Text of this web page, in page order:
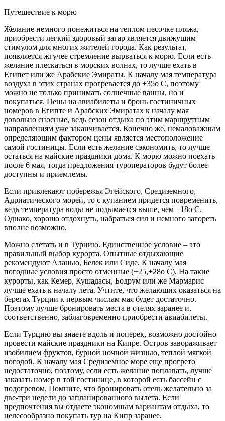
Путешествие к морю
Желание немного понежиться на теплом песочке пляжа,
приобрести легкий здоровый загар является движущим
стимулом для многих жителей города. Как результат,
появляется жгучее стремление вырваться к морю. Если есть
желание плескаться в морских волнах, то лучше ехать в
Египет или же Арабские Эмираты. К началу мая температура
воздуха в этих странах прогревается до +35о С, поэтому
можно не только принимать солнечные ванны, но и
покупаться. Цены на авиабилеты и бронь гостиничных
номеров в Египте и Арабских Эмиратах к началу мая
довольно сносные, ведь сезон отдыха по этим маршрутным
направлениям уже заканчивается. Конечно же, немаловажным
определяющим фактором цены является местоположение
самой гостиницы. Если есть желание сэкономить, то лучше
остаться на майские праздники дома. К морю можно поехать
после 6 мая, тогда предложения туроператоров будут более
доступны и приемлемы.
Если привлекают побережья Эгейского, Средиземного,
Адриатического морей, то с купанием придется повременить,
ведь температура воды не подымается выше, чем +18о С.
Однако, хорошо отдохнуть, набраться сил и немного загореть
вполне возможно.
Можно слетать и в Турцию. Единственное условие – это
правильный выбор курорта. Опытные отдыхающие
рекомендуют Аланью, Белек или Сиде. К началу мая
погодные условия просто отменные (+25,+28о С). На такие
курорты, как Кемер, Кушадасы, Бодрум или же Мармарис
лучше ехать к началу лета. Учтите, что желающих оказаться на
берегах Турции к первым числам мая будет достаточно.
Поэтому лучше бронировать места в отелях заранее и,
соответственно, заблаговременно приобрести авиабилеты.
Если Турцию вы знаете вдоль и поперек, возможно достойно
провести майские праздники на Кипре. Остров завораживает
изобилием фруктов, бурной ночной жизнью, теплой мягкой
погодой. К началу мая Средиземное море еще прогрето
недостаточно, поэтому, если есть желание поплавать, лучше
заказать номер в той гостинице, в которой есть бассейн с
подогревом. Помните, что бронировать отель желательно за
две-три недели до запланированного вылета. Если
предпочтения вы отдаете экономным вариантам отдыха, то
целесообразно покупать тур на Кипр заранее.